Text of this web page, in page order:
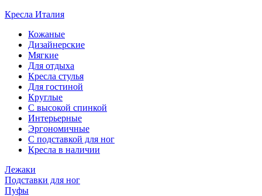
Кресла Италия
Кожаные
Дизайнерские
Мягкие
Для отдыха
Кресла стулья
Для гостиной
Круглые
С высокой спинкой
Интерьерные
Эргономичные
С подставкой для ног
Кресла в наличии
Лежаки
Подставки для ног
Пуфы